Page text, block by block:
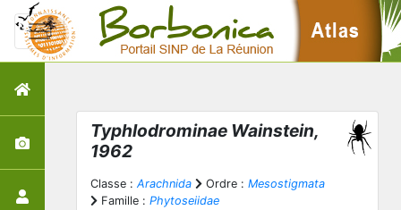
Typhlodrominae Wainstein,
1962
Classe : Arachnida Ordre : Mesostigmata
Famille : Phytoseiidae